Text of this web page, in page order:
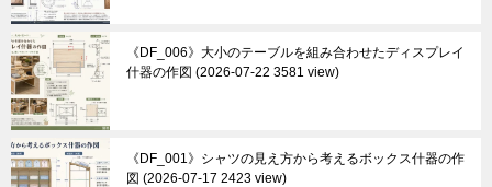
《DF_006》大小のテーブルを組み合わせたディスプレイ
什器の作図
2026-07-22 3581 view
《DF_001》シャツの見え方から考えるボックス什器の作
図
2026-07-17 2423 view